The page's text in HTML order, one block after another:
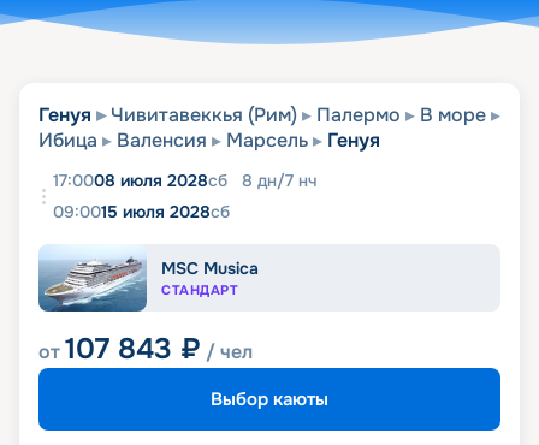
Генуя Чивитавеккья (Рим) Палермо
В море
Ибица
Валенсия Марсель Генуя
17:0008 июля 2028сб 8 дн/7 нч
09:0015 июля 2028сб
MSC Musica
СТАНДАРТ
от107 843 ₽ / чел
Выбор каюты